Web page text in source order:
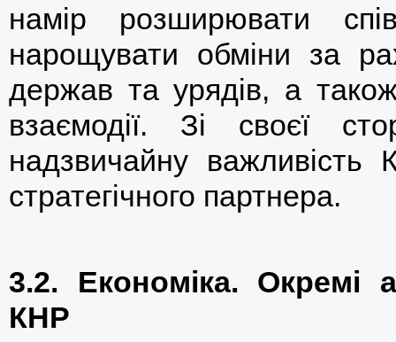
намір розширювати
нарощувати обміни за
держав та урядів, а
взаємодії. Зі своєї
надзвичайну важливість
стратегічного партнера.
3.2. Економіка. Окремі
КНР